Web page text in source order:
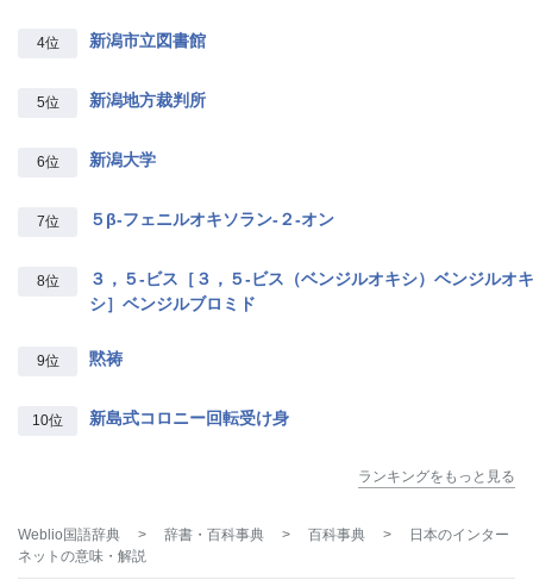
4位 新潟市立図書館
5位 新潟地方裁判所
6位 新潟大学
7位 ５β‐フェニルオキソラン‐２‐オン
8位
３，５‐ビス［３，５‐ビス（ベンジルオキシ）ベンジルオキ
シ］ベンジルブロミド
9位 黙祷
10位 新島式コロニー回転受け身
ランキングをもっと見る
Weblio国語辞典 > 辞書・百科事典 > 百科事典 >
日本のインター
ネット の意味・解説